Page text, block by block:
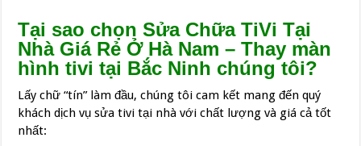
Tại sao chọn Sửa Chữa TiVi Tại
Nhà Giá Rẻ Ở Hà Nam – Thay màn
hình tivi tại Bắc Ninh chúng tôi?
Lấy chữ “tín” làm đầu, chúng tôi cam kết mang đến quý
khách dịch vụ sửa tivi tại nhà với chất lượng và giá cả tốt
nhất: